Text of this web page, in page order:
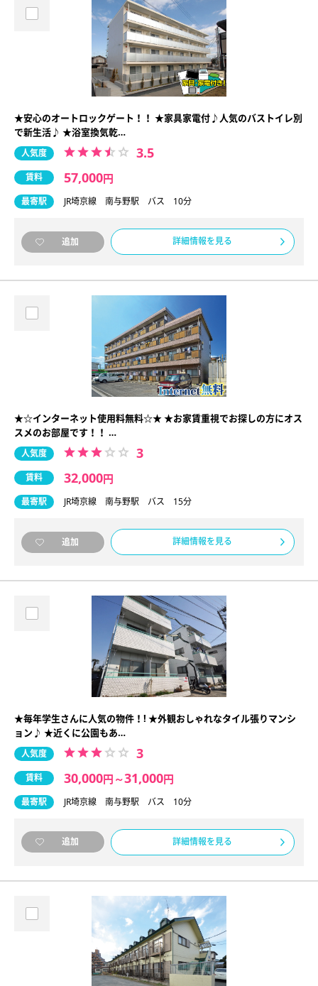
★安心のオートロックゲート！！ ★家具家電付♪人気のバストイレ別
で新生活♪ ★浴室換気乾…
人気度 3.5
賃料 57,000円
最寄駅 JR埼京線 南与野駅 バス 10分
追加 詳細情報を見る
★☆インターネット使用料無料☆★ ★お家賃重視でお探しの方にオス
スメのお部屋です！！ …
人気度 3
賃料 32,000円
最寄駅 JR埼京線 南与野駅 バス 15分
追加 詳細情報を見る
★毎年学生さんに人気の物件！! ★外観おしゃれなタイル張りマンシ
ョン♪ ★近くに公園もあ…
人気度 3
賃料 30,000円 ～31,000円
最寄駅 JR埼京線 南与野駅 バス 10分
追加 詳細情報を見る